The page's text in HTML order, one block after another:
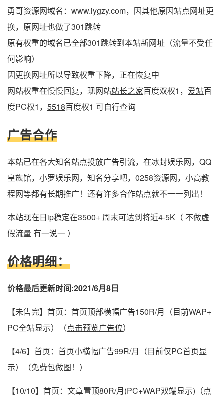
勇哥资源网域名： www.iygzy.com，因其他原因站点网址更
换，原网址也做了301跳转
原有权重的域名已全部301跳转到本站新网址（流量不受任
何影响）
因更换网址所以导致权重下降，正在恢复中
网站权重在慢慢回复，现网站站长之家百度双权1， 爱站百
度PC权1， 5518百度权1 可自行查询
广告合作
本站已在各大知名站点投放广告引流，在冰封娱乐网，QQ
皇族馆，小罗娱乐网，知名分享吧，0258资源网，小高教
程网等都有长期推广！还有许多合作站点就不一一列出！
本站现在日ip稳定在3500+ 周末可达到将近4-5K（ 不做虚
假流量 有一说一 ）
价格明细：
价格最后更新时间:2021/6月8日
【未售完】首页：首页顶部横幅广告150R/月（目前WAP+
PC全站显示）（点击预览广告位）
【4/6】首页：首页小横幅广告99R/月（目前仅PC首页显
示）（免费包做图！）
【10/10】首页：文章置顶80R/月(PC+WAP双端显示)（点